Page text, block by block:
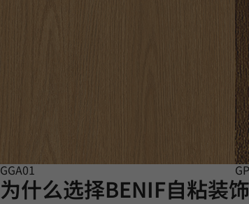
GGA01
为什么选择BENIF自粘装